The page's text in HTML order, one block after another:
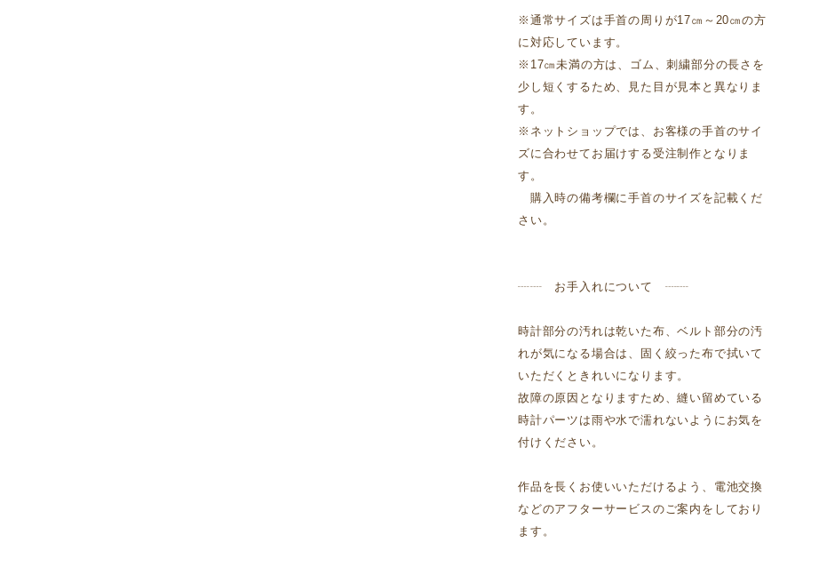
※通常サイズは手首の周りが17㎝～20㎝の方
に対応しています。
※17㎝未満の方は、ゴム、刺繍部分の長さを
少し短くするため、見た目が見本と異なりま
す。
※ネットショップでは、お客様の手首のサイ
ズに合わせてお届けする受注制作となりま
す。
購入時の備考欄に手首のサイズを記載くだ
さい。
┈┈ お手入れについて ┈┈
時計部分の汚れは乾いた布、ベルト部分の汚
れが気になる場合は、固く絞った布で拭いて
いただくときれいになります。
故障の原因となりますため、縫い留めている
時計パーツは雨や水で濡れないようにお気を
付けください。
作品を長くお使いいただけるよう、電池交換
などのアフターサービスのご案内をしており
ます。